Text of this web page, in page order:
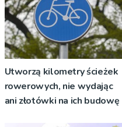
Utworzą kilometry ścieżek
rowerowych, nie wydając
ani złotówki na ich budowę